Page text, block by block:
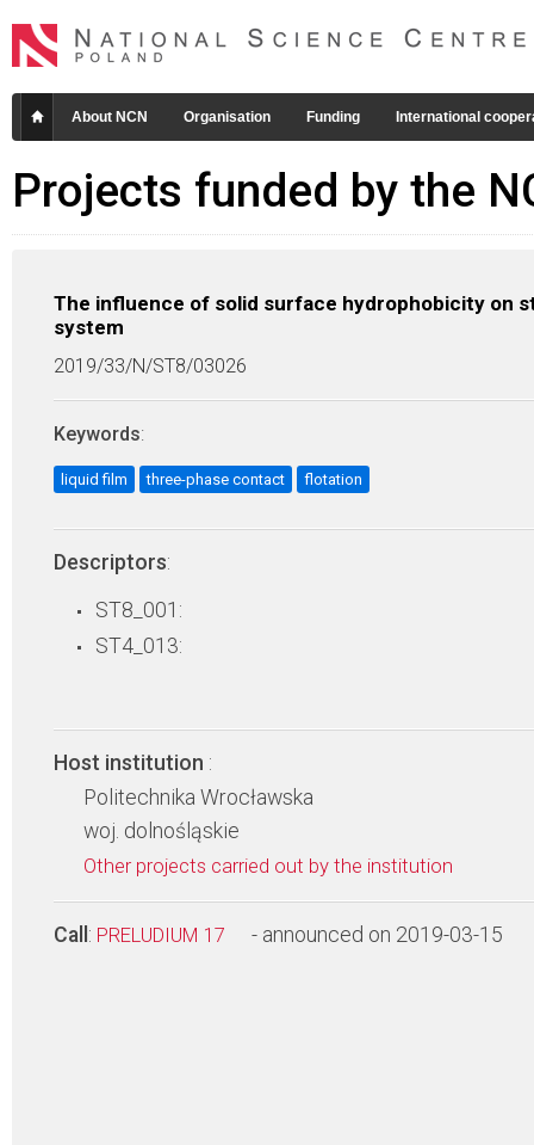
About NCN Organisation Funding International
Projects funded by the
The influence of solid surface hydrophobicity on
system
2019/33/N/ST8/03026
Keywords:
liquid film three-phase contact flotation
Descriptors:
ST8_001:
ST4_013:
Host institution :
Politechnika Wrocławska
woj. dolnośląskie
Other projects carried out by the institution
Call : PRELUDIUM 17 - announced on 2019-03-15